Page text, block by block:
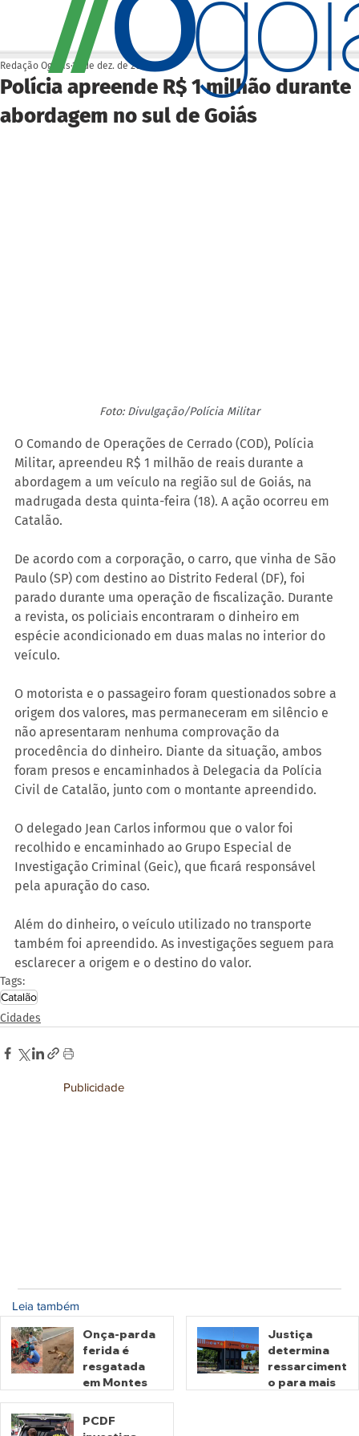
Polícia apreende R$ 1 milhão durante
abordagem no sul de Goiás
Redação Ogoiás 19 de dez. de 2025
Foto: Divulgação/Polícia Militar
O Comando de Operações de Cerrado (COD), Polícia
Militar, apreendeu R$ 1 milhão de reais durante a
abordagem a um veículo na região sul de Goiás, na
madrugada desta quinta-feira (18). A ação ocorreu em
Catalão.
De acordo com a corporação, o carro, que vinha de São
Paulo (SP) com destino ao Distrito Federal (DF), foi
parado durante uma operação de fiscalização. Durante
a revista, os policiais encontraram o dinheiro em
espécie acondicionado em duas malas no interior do
veículo.
O motorista e o passageiro foram questionados sobre a
origem dos valores, mas permaneceram em silêncio e
não apresentaram nenhuma comprovação da
procedência do dinheiro. Diante da situação, ambos
foram presos e encaminhados à Delegacia da Polícia
Civil de Catalão, junto com o montante apreendido.
O delegado Jean Carlos informou que o valor foi
recolhido e encaminhado ao Grupo Especial de
Investigação Criminal (Geic), que ficará responsável
pela apuração do caso.
Além do dinheiro, o veículo utilizado no transporte
também foi apreendido. As investigações seguem para
esclarecer a origem e o destino do valor.
Tags:
Catalão
Cidades
Publicidade
Leia também
Onça-parda
ferida é
resgatada
em Montes
Goiás
Justiça
determina
ressarciment
o para mais
PCDF